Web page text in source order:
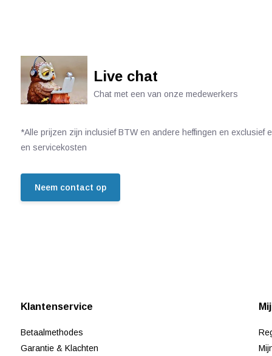
Live chat
Chat met een van onze medewerkers
*Alle prijzen zijn inclusief BTW en andere heffingen en exclusief
en servicekosten
Neem contact op
Klantenservice
Betaalmethodes
Garantie & Klachten